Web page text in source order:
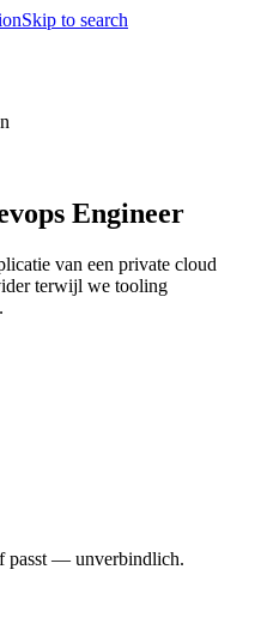
Skip to search
Engineer
van een private cloud
terwijl we tooling
passt — unverbindlich.